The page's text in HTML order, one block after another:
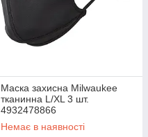
Маска захисна Milwaukee
тканинна L/XL 3 шт.
4932478866
Немає в наявності